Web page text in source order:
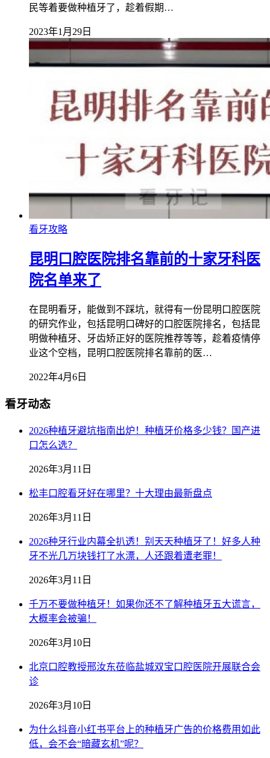
民等着要做种植牙了，趁着假期…
2023年1月29日
看牙攻略
昆明口腔医院排名靠前的十家牙科医
院名单来了
在昆明看牙，能做到不踩坑，就得有一份昆明口腔医院
的研究作业，包括昆明口碑好的口腔医院排名，包括昆
明做种植牙、牙齿矫正好的医院推荐等等，趁着疫情停
业这个空档，昆明口腔医院排名靠前的医…
2022年4月6日
看牙动态
2026种植牙避坑指南出炉！种植牙价格多少钱？国产进
口怎么选？
2026年3月11日
松丰口腔看牙好在哪里？十大理由最新盘点
2026年3月11日
2026种牙行业内幕全扒透！别天天种植牙了！好多人种
牙不光几万块钱打了水漂，人还跟着遭老罪！
2026年3月11日
千万不要做种植牙！如果你还不了解种植牙五大谎言，
大概率会被骗！
2026年3月10日
北京口腔教授邢汝东莅临盐城双宝口腔医院开展联合会
诊
2026年3月10日
为什么抖音小红书平台上的种植牙广告的价格费用如此
低，会不会“暗藏玄机”呢？